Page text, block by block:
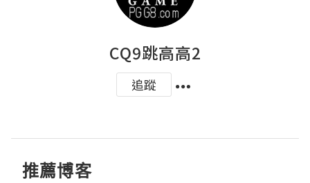
CQ9跳高高2
追蹤
推薦博客